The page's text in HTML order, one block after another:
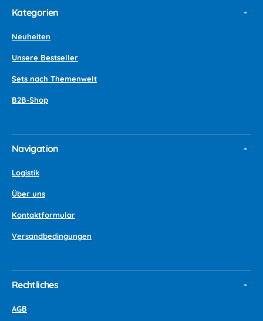
Kategorien
Neuheiten
Unsere Bestseller
Sets nach Themenwelt
B2B-Shop
Navigation
Logistik
Über uns
Kontaktformular
Versandbedingungen
Rechtliches
AGB